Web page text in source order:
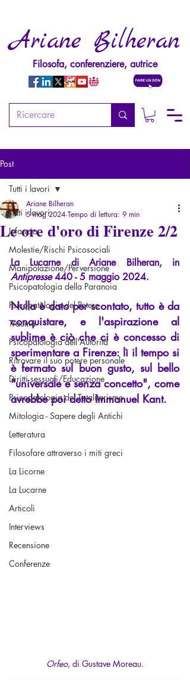
Ariane Bilheran
Filosofa, conferenziere, autrice
Post
Tutti i lavori
Infanzia
Molestie/Rischi Psicosociali
Manipolazione/Perversione
Psicopatologia della Paranoia
Psicopatologia del Potere
Trauma
Psicopatologia dell'Autorità
Ritrovare il suo potere personale
Diritti sessuali/Educazione
Psicopatologia del Totalitarismo
Mitologia - Sapere degli Antichi
Letteratura
Filosofare attraverso i miti greci
La Licorne
La Lucarne
Articoli
Interviews
Recensione
Conferenze
Tutti i lavori
Le ore d'oro di Firenze 2/2
Ariane Bilheran
5 mag 2024 Tempo di lettura: 9 min
La Lucarne di Ariane Bilheran, in
Antipresse 440 - 5 maggio 2024.
Nulla è dato per scontato, tutto è da
conquistare, e l'aspirazione al
sublime è ciò che ci è concesso di
sperimentare a Firenze: lì il tempo si
è fermato sul buon gusto, sul bello
"universale e senza concetto", come
avrebbe poi detto Immanuel Kant.
Orfeo, di Gustave Moreau.